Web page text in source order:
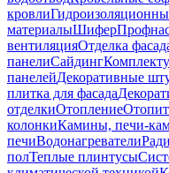
кровли
материалыШифер
вентиляцияОтделка
панелиСайдинг
панелейДекоративные
плитка для фасада
отделкиОтопление
колонкиКамины, печи-
печиВодонагреватели
полТеплые плинтусы